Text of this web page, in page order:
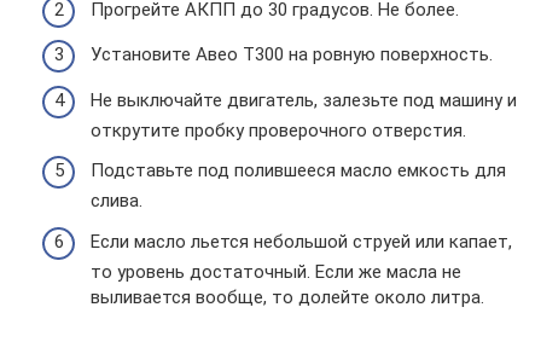
Прогрейте АКПП до 30 градусов. Не более.
Установите Авео Т300 на ровную поверхность.
Не выключайте двигатель, залезьте под машину и
открутите пробку проверочного отверстия.
Подставьте под полившееся масло емкость для
слива.
Если масло льется небольшой струей или капает,
то уровень достаточный. Если же масла не
выливается вообще, то долейте около литра.